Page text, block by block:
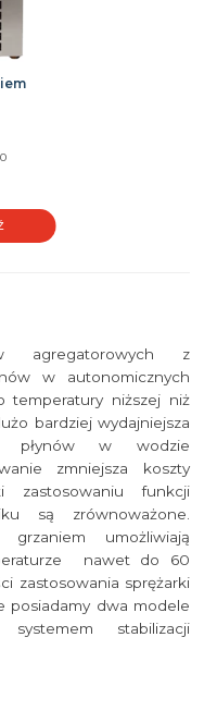
agregatorowych z
w autonomicznych
temperatury niższej niż
bardziej wydajniejsza
płynów w wodzie
zmniejsza koszty
zastosowaniu funkcji
są zrównoważone.
umożliwiają
nawet do 60
zastosowania sprężarki
posiadamy dwa modele
stabilizacji